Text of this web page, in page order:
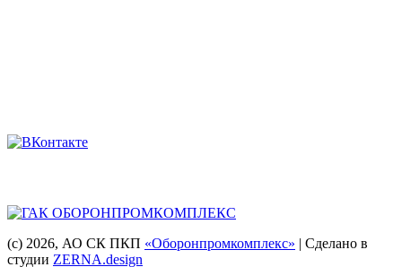
(с) 2026, АО СК ПКП «Оборонпромкомплекс» | Сделано в
студии ZERNA.design